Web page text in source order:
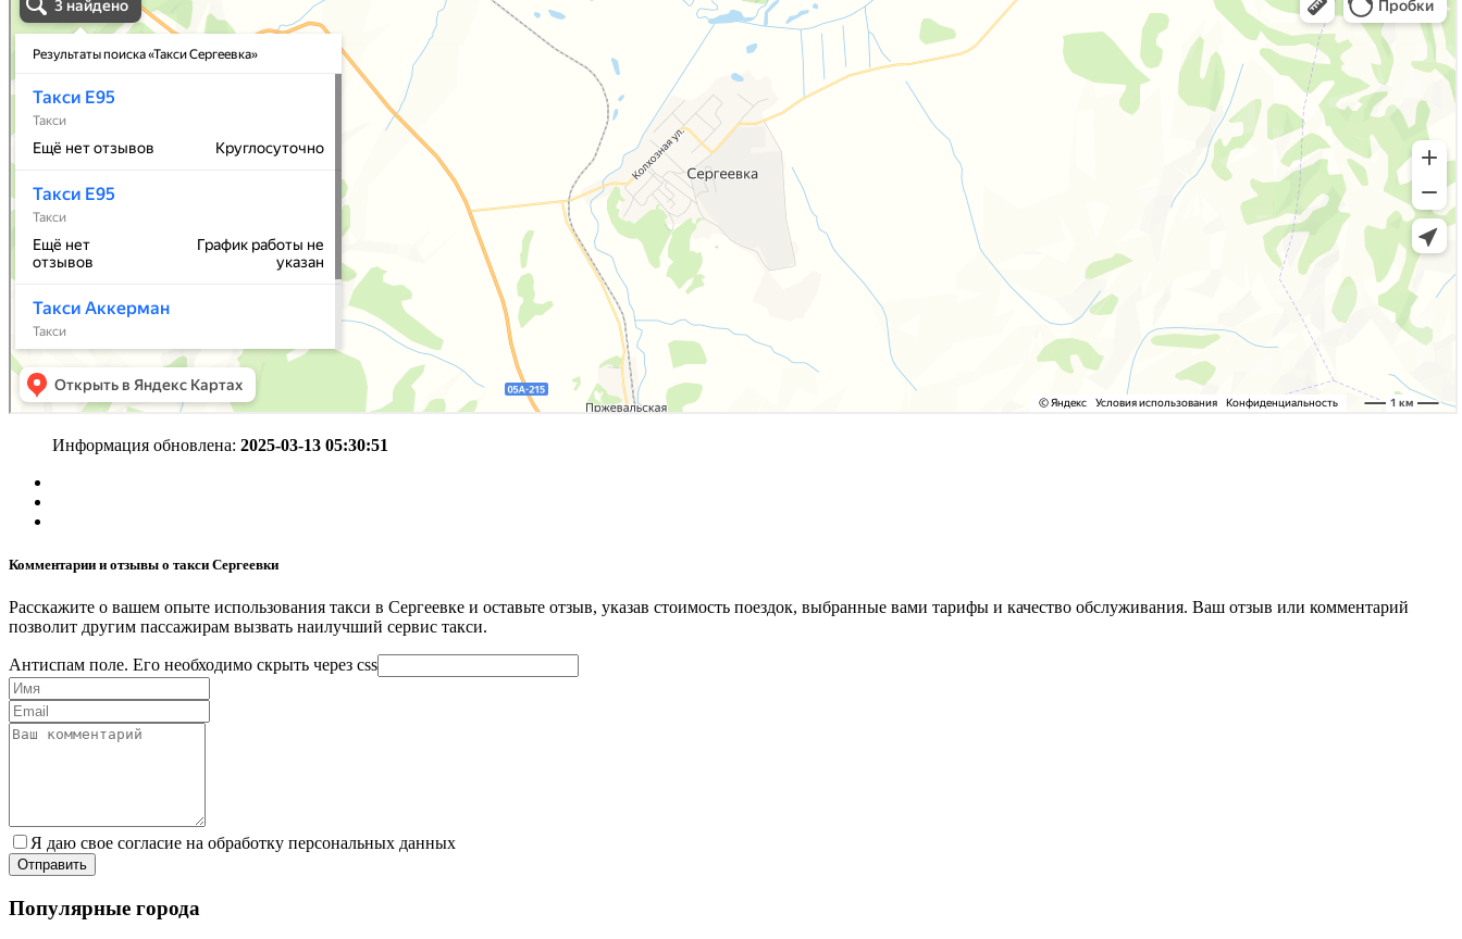
Информация обновлена: 2025-03-13 05:30:51
Комментарии и отзывы о такси Сергеевки
Расскажите о вашем опыте использования такси в Сергеевке и оставьте отзыв, указав стоимость поездок, выбранные вами тарифы и качество обслуживания. Ваш отзыв или комментарий
позволит другим пассажирам вызвать наилучший сервис такси.
Антиспам поле. Его необходимо скрыть через css
Я даю свое согласие на обработку персональных данных
Популярные города